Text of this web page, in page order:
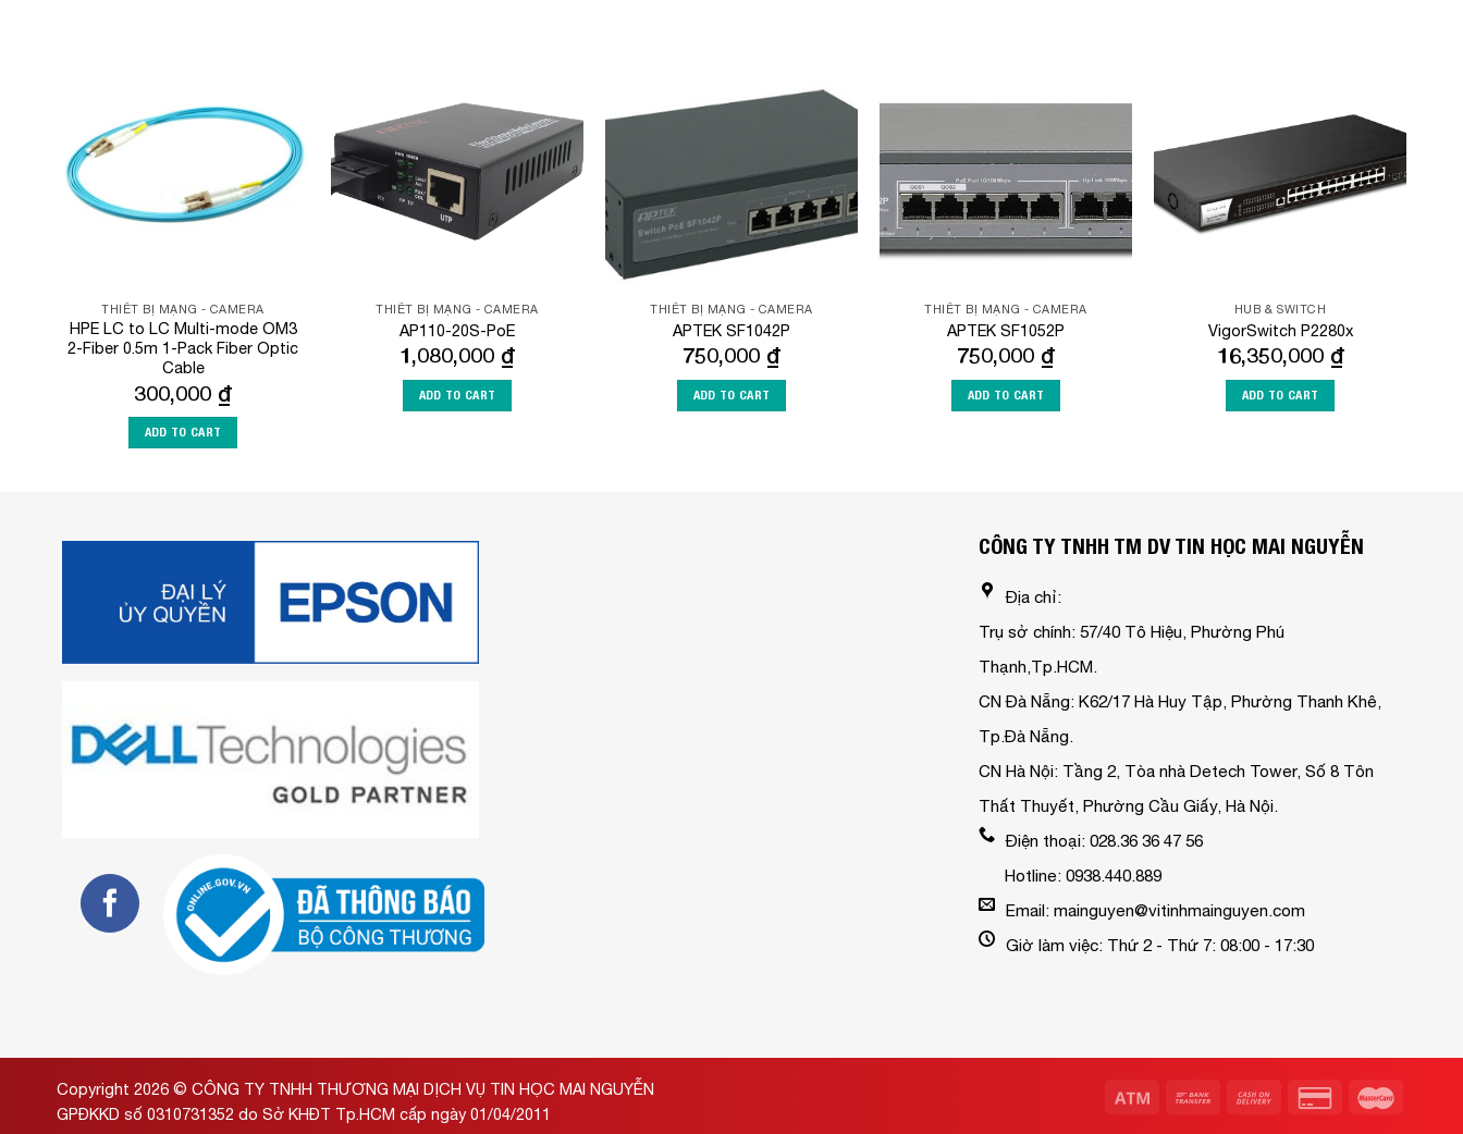
Wishlist
THIẾT BỊ MẠNG - CAMERA
HPE LC to LC Multi-mode OM3
2-Fiber 0.5m 1-Pack Fiber Optic
Cable
300,000 ₫
ADD TO CART
Wishlist
THIẾT BỊ MẠNG - CAMERA
AP110-20S-PoE
1,080,000 ₫
ADD TO CART
Add to
THIẾT BỊ MẠNG - CAMERA
APTEK SF1042P
750,000 ₫
ADD TO CART
THIẾT BỊ MẠNG - CAMERA
APTEK SF1052P
750,000 ₫
ADD TO CART
Wishlist
HUB & SWITCH
VigorSwitch P2280x
16,350,000 ₫
ADD TO CART
CÔNG TY TNHH TM DV TIN HỌC MAI NGUYỄN
Địa chỉ:
Trụ sở chính: 57/40 Tô Hiệu, Phường Phú
Thạnh,Tp.HCM.
CN Đà Nẵng: K62/17 Hà Huy Tập, Phường Thanh Khê,
Tp.Đà Nẵng.
CN Hà Nội: Tầng 2, Tòa nhà Detech Tower, Số 8 Tôn
Thất Thuyết, Phường Cầu Giấy, Hà Nội.
Điện thoại: 028.36 36 47 56
Hotline: 0938.440.889
Email: mainguyen@vitinhmainguyen.com
Giờ làm việc: Thứ 2 - Thứ 7: 08:00 - 17:30
Copyright 2026 © CÔNG TY TNHH THƯƠNG MẠI DỊCH VỤ TIN HỌC MAI NGUYỄN
GPĐKKD số 0310731352 do Sở KHĐT Tp.HCM cấp ngày 01/04/2011